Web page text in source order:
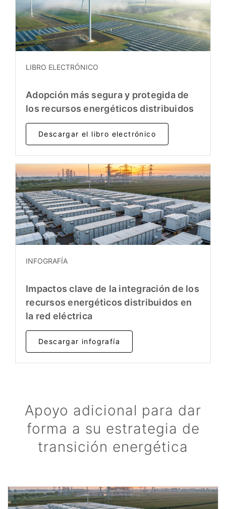
LIBRO ELECTRÓNICO
Adopción más segura y protegida de
los recursos energéticos distribuidos
Descargar el libro electrónico
INFOGRAFÍA
Impactos clave de la integración de los
recursos energéticos distribuidos en
la red eléctrica
Descargar infografía
Apoyo adicional para dar
forma a su estrategia de
transición energética